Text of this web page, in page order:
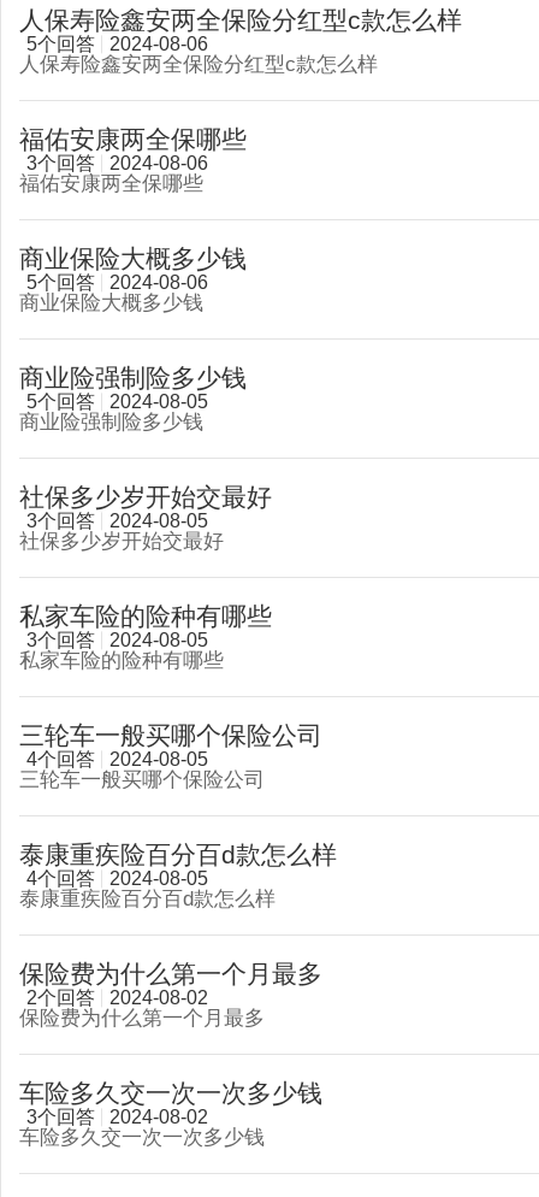
人保寿险鑫安两全保险分红型c款怎么样
5个回答 2024-08-06
人保寿险鑫安两全保险分红型c款怎么样
福佑安康两全保哪些
3个回答 2024-08-06
福佑安康两全保哪些
商业保险大概多少钱
5个回答 2024-08-06
商业保险大概多少钱
商业险强制险多少钱
5个回答 2024-08-05
商业险强制险多少钱
社保多少岁开始交最好
3个回答 2024-08-05
社保多少岁开始交最好
私家车险的险种有哪些
3个回答 2024-08-05
私家车险的险种有哪些
三轮车一般买哪个保险公司
4个回答 2024-08-05
三轮车一般买哪个保险公司
泰康重疾险百分百d款怎么样
4个回答 2024-08-05
泰康重疾险百分百d款怎么样
保险费为什么第一个月最多
2个回答 2024-08-02
保险费为什么第一个月最多
车险多久交一次一次多少钱
3个回答 2024-08-02
车险多久交一次一次多少钱